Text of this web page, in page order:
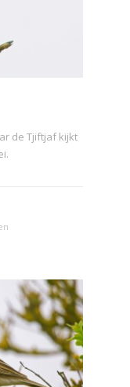
de Tjiftjaf kijkt